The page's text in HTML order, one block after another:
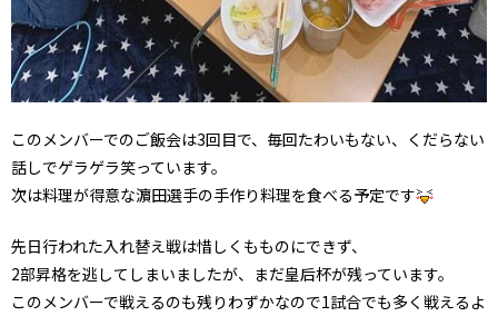
このメンバーでのご飯会は3回目で、毎回たわいもない、くだらない
話しでゲラゲラ笑っています。
次は料理が得意な濵田選手の手作り料理を食べる予定です
先日行われた入れ替え戦は惜しくもものにできず、
2部昇格を逃してしまいましたが、まだ皇后杯が残っています。
このメンバーで戦えるのも残りわずかなので1試合でも多く戦えるよ